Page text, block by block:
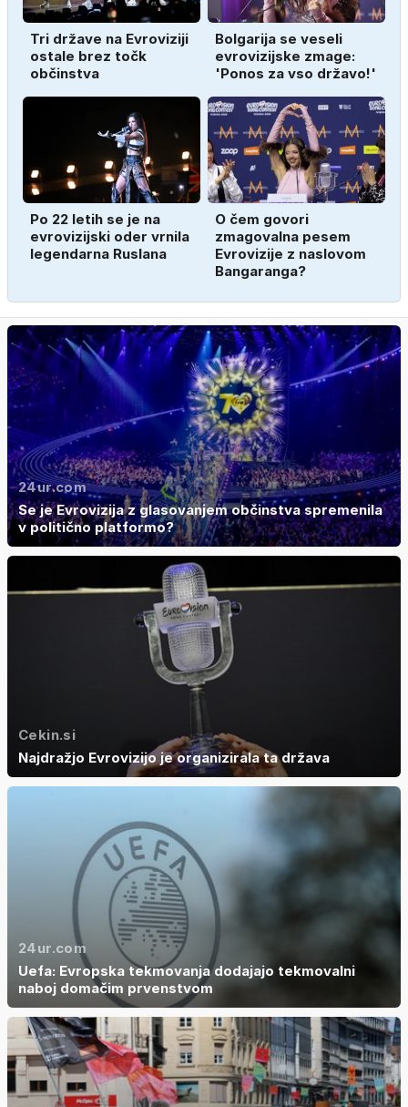
Tri države na Evroviziji
ostale brez točk
občinstva
Bolgarija se veseli
evrovizijske zmage:
'Ponos za vso državo!'
Po 22 letih se je na
evrovizijski oder vrnila
legendarna Ruslana
O čem govori
zmagovalna pesem
Evrovizije z naslovom
Bangaranga?
24ur.com
Se je Evrovizija z glasovanjem občinstva spremenila
v politično platformo?
Cekin.si
Najdražjo Evrovizijo je organizirala ta država
24ur.com
Uefa: Evropska tekmovanja dodajajo tekmovalni
naboj domačim prvenstvom